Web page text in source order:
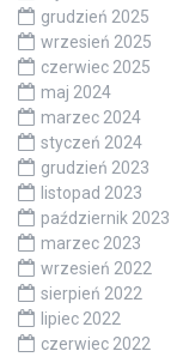
grudzień 2025
wrzesień 2025
czerwiec 2025
maj 2024
marzec 2024
styczeń 2024
grudzień 2023
listopad 2023
październik 2023
marzec 2023
wrzesień 2022
sierpień 2022
lipiec 2022
czerwiec 2022